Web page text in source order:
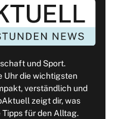
und Sport.
Uhr die wichtigsten
verständlich und
zeigt dir, was
für den Alltag.